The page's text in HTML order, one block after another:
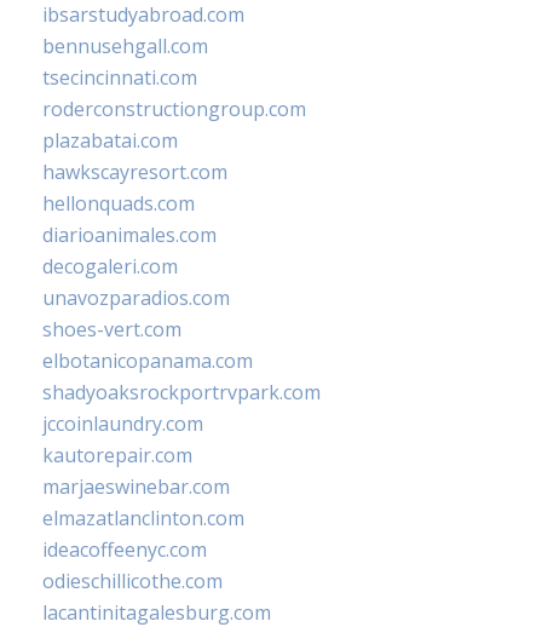
ibsarstudyabroad.com
bennusehgall.com
tsecincinnati.com
roderconstructiongroup.com
plazabatai.com
hawkscayresort.com
hellonquads.com
diarioanimales.com
decogaleri.com
unavozparadios.com
shoes-vert.com
elbotanicopanama.com
shadyoaksrockportrvpark.com
jccoinlaundry.com
kautorepair.com
marjaeswinebar.com
elmazatlanclinton.com
ideacoffeenyc.com
odieschillicothe.com
lacantinitagalesburg.com